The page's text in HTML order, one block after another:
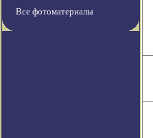
Все фотоматериалы